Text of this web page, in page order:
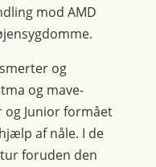
mod AMD
og
og mave-
og Junior formået
af nåle. I de
foruden den